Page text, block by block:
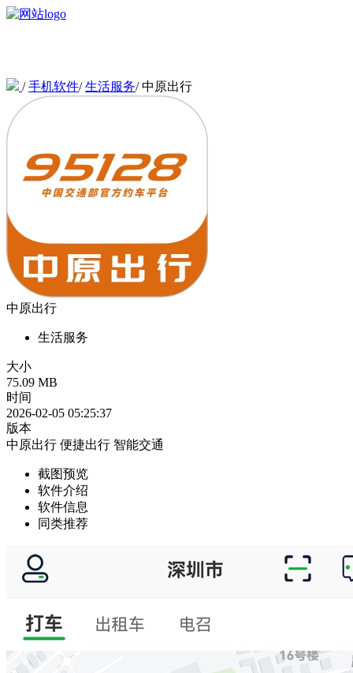
/手机软件/生活服务/中原出行
中原出行
生活服务
大小
75.09 MB
时间
2026-02-05 05:25:37
版本
中原出行 便捷出行 智能交通
截图预览
软件介绍
软件信息
同类推荐